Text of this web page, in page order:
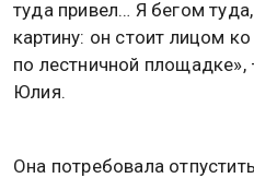
туда привел… Я бегом
картину: он стоит лицом
по лестничной
Юлия.
Она потребовала